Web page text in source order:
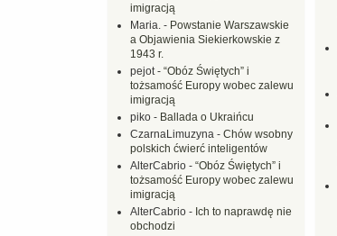
imigracją
Maria. - Powstanie Warszawskie
a Objawienia Siekierkowskie z
1943 r.
pejot- “Obóz Świętych” i
tożsamość Europy wobec zalewu
imigracją
piko - Ballada o Ukraińcu
CzarnaLimuzyna - Chów wsobny
polskich ćwierć inteligentów
AlterCabrio - “Obóz Świętych” i
tożsamość Europy wobec zalewu
imigracją
AlterCabrio - Ich to naprawdę nie
obchodzi